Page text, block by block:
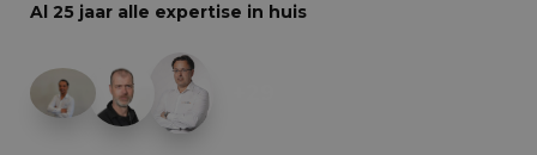
Al 25 jaar alle expertise in huis